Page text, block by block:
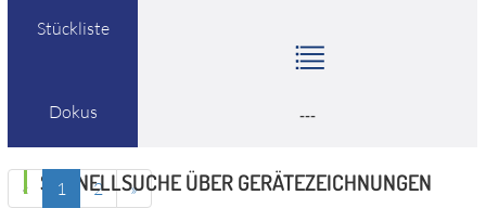
Stückliste
Dokus ---
« 1 2 »
SCHNELLSUCHE ÜBER GERÄTEZEICHNUNGEN